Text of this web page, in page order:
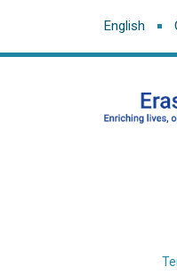
English